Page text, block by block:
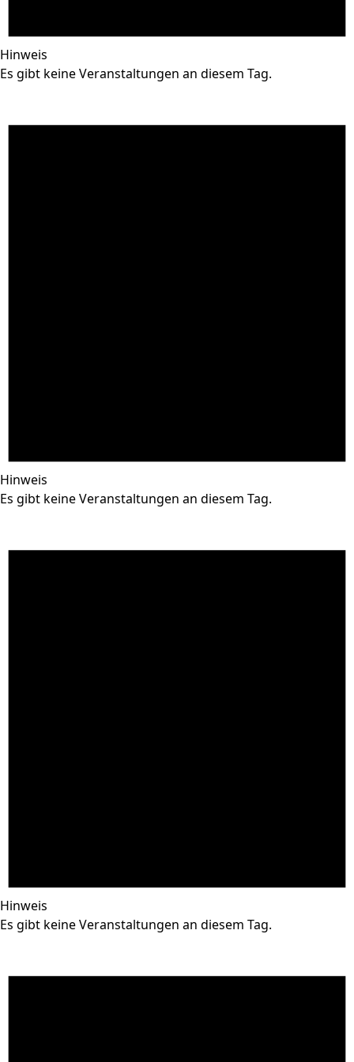
Hinweis
Es gibt keine Veranstaltungen an diesem Tag.
Hinweis
Es gibt keine Veranstaltungen an diesem Tag.
Hinweis
Es gibt keine Veranstaltungen an diesem Tag.